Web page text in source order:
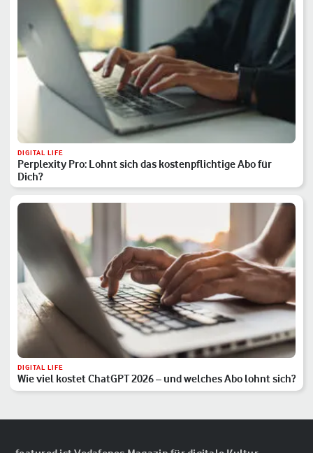
DIGITAL LIFE
Perplexity Pro: Lohnt sich das kostenpflichtige Abo für
Dich?
DIGITAL LIFE
Wie viel kostet ChatGPT 2026 – und welches Abo lohnt sich?